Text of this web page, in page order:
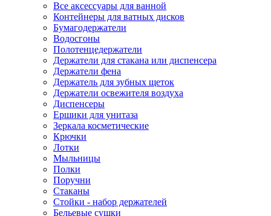
Все аксессуары для ванной
Контейнеры для ватных дисков
Бумагодержатели
Водосгоны
Полотенцедержатели
Держатели для стакана или диспенсера
Держатели фена
Держатель для зубных щеток
Держатели освежителя воздуха
Диспенсеры
Ершики для унитаза
Зеркала косметические
Крючки
Лотки
Мыльницы
Полки
Поручни
Стаканы
Стойки - набор держателей
Бельевые сушки